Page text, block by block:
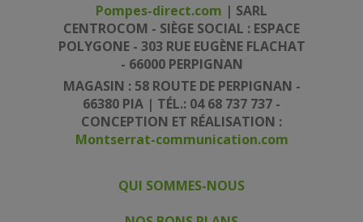
Pompes-direct.com | SARL
CENTROCOM - SIÈGE SOCIAL : ESPACE
POLYGONE - 303 RUE EUGÈNE FLACHAT
- 66000 PERPIGNAN
MAGASIN : 58 ROUTE DE PERPIGNAN -
66380 PIA | TÉL.: 04 68 737 737 -
CONCEPTION ET RÉALISATION :
Montserrat-communication.com
QUI SOMMES-NOUS